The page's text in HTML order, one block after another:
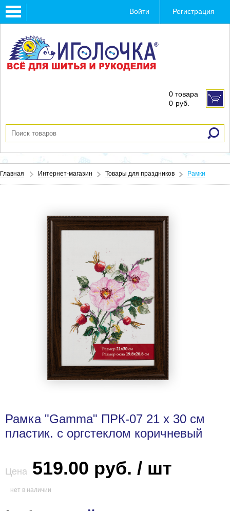
Toggle
navigation
Войти Регистрация
0 товара
0 руб.
Главная Интернет-магазин Товары для праздников Рамки
Рамка "Gamma" ПРК-07 21 х 30 см
пластик. с оргстеклом коричневый
Цена 519.00 руб. / шт
нет в наличии